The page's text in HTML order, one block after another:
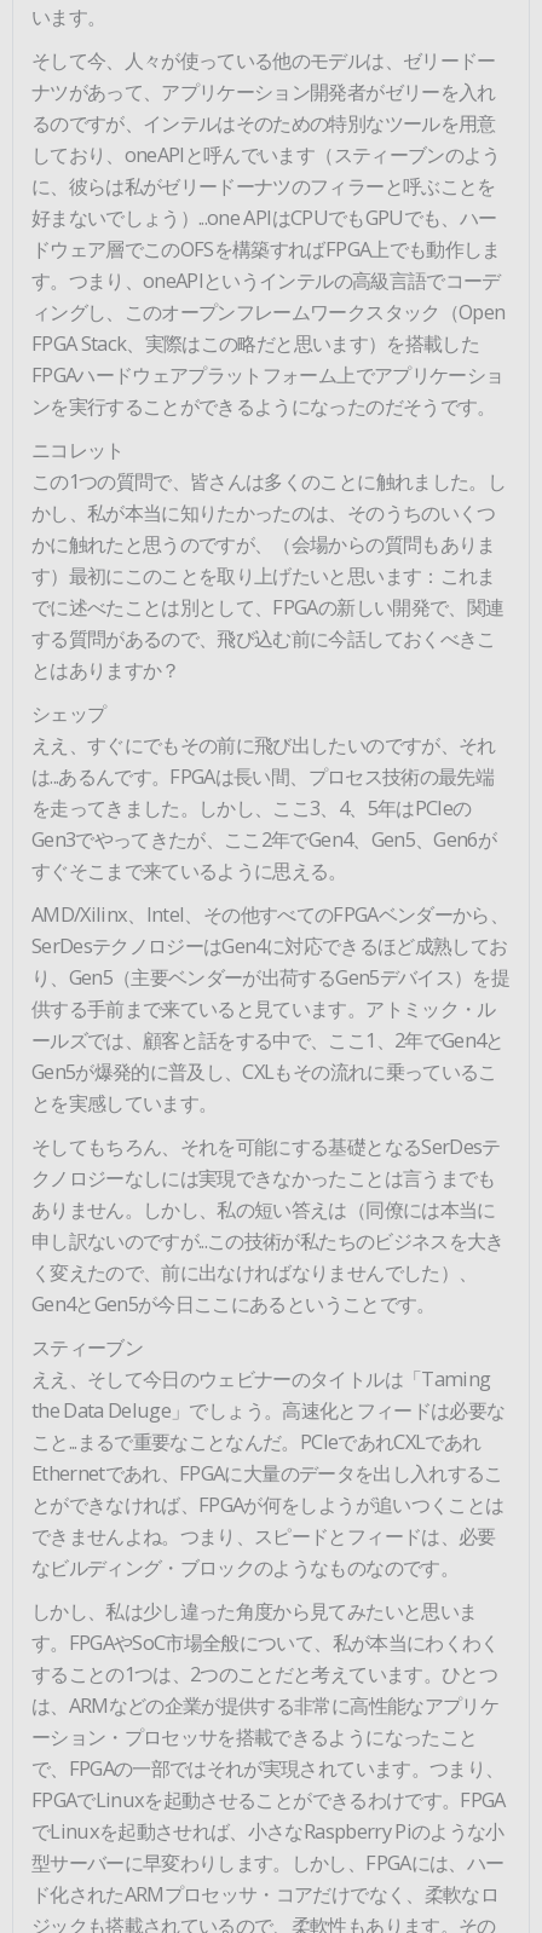
います。
そして今、人々が使っている他のモデルは、ゼリードー
ナツがあって、アプリケーション開発者がゼリーを入れ
るのですが、インテルはそのための特別なツールを用意
しており、oneAPIと呼んでいます（スティーブンのよう
に、彼らは私がゼリードーナツのフィラーと呼ぶことを
好まないでしょう）...one APIはCPUでもGPUでも、ハー
ドウェア層でこのOFSを構築すればFPGA上でも動作しま
す。つまり、oneAPIというインテルの高級言語でコーデ
ィングし、このオープンフレームワークスタック（Open
FPGA Stack、実際はこの略だと思います）を搭載した
FPGAハードウェアプラットフォーム上でアプリケーショ
ンを実行することができるようになったのだそうです。
ニコレット
この1つの質問で、皆さんは多くのことに触れました。し
かし、私が本当に知りたかったのは、そのうちのいくつ
かに触れたと思うのですが、（会場からの質問もありま
す）最初にこのことを取り上げたいと思います：これま
でに述べたことは別として、FPGAの新しい開発で、関連
する質問があるので、飛び込む前に今話しておくべきこ
とはありますか？
シェップ
ええ、すぐにでもその前に飛び出したいのですが、それ
は...あるんです。FPGAは長い間、プロセス技術の最先端
を走ってきました。しかし、ここ3、4、5年はPCIeの
Gen3でやってきたが、ここ2年でGen4、Gen5、Gen6が
すぐそこまで来ているように思える。
AMD/Xilinx、Intel、その他すべてのFPGAベンダーから、
SerDesテクノロジーはGen4に対応できるほど成熟してお
り、Gen5（主要ベンダーが出荷するGen5デバイス）を提
供する手前まで来ていると見ています。アトミック・ル
ールズでは、顧客と話をする中で、ここ1、2年でGen4と
Gen5が爆発的に普及し、CXLもその流れに乗っているこ
とを実感しています。
そしてもちろん、それを可能にする基礎となるSerDesテ
クノロジーなしには実現できなかったことは言うまでも
ありません。しかし、私の短い答えは（同僚には本当に
申し訳ないのですが...この技術が私たちのビジネスを大き
く変えたので、前に出なければなりませんでした）、
Gen4とGen5が今日ここにあるということです。
スティーブン
ええ、そして今日のウェビナーのタイトルは「Taming
the Data Deluge」でしょう。高速化とフィードは必要な
こと...まるで重要なことなんだ。PCIeであれCXLであれ
Ethernetであれ、FPGAに大量のデータを出し入れするこ
とができなければ、FPGAが何をしようが追いつくことは
できませんよね。つまり、スピードとフィードは、必要
なビルディング・ブロックのようなものなのです。
しかし、私は少し違った角度から見てみたいと思いま
す。FPGAやSoC市場全般について、私が本当にわくわく
することの1つは、2つのことだと考えています。ひとつ
は、ARMなどの企業が提供する非常に高性能なアプリケ
ーション・プロセッサを搭載できるようになったこと
で、FPGAの一部ではそれが実現されています。つまり、
FPGAでLinuxを起動させることができるわけです。FPGA
でLinuxを起動させれば、小さなRaspberry Piのような小
型サーバーに早変わりします。しかし、FPGAには、ハー
ド化されたARMプロセッサ・コアだけでなく、柔軟なロ
ジックも搭載されているので、柔軟性もあります。その